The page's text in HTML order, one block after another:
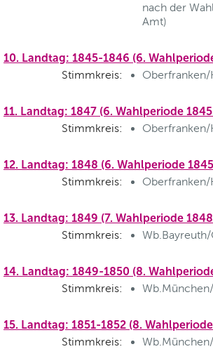
nach der
Amt)
10. Landtag: 1845-1846 (6.
Stimmkreis: Oberfranken/
11. Landtag: 1847 (6. Wahlperiode
Stimmkreis: Oberfranken/
12. Landtag: 1848 (6. Wahlperiode
Stimmkreis: Oberfranken/
13. Landtag: 1849 (7. Wahlperiode
Stimmkreis:
14. Landtag: 1849-1850 (8.
Stimmkreis:
15. Landtag: 1851-1852 (8.
Stimmkreis: